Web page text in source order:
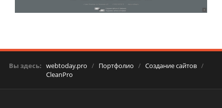
Вы здесь: webtoday.pro / Портфолио / Создание сайтов /
CleanPro